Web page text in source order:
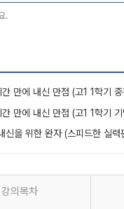
.
만에 내신 만점 (고1 1학기
만에 내신 만점 (고1 1학기 기
신을 위한 완자 (스피드한 실력
강의목차